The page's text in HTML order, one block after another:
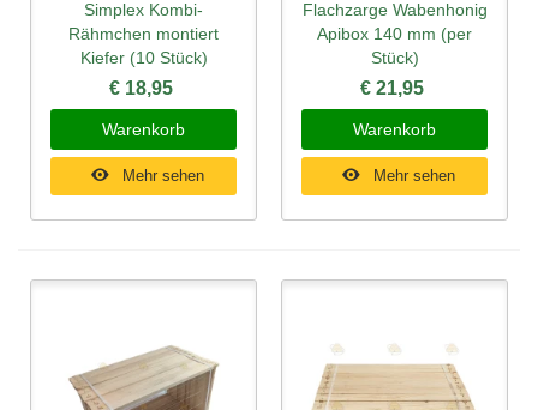
Simplex Kombi-
Rähmchen montiert
Kiefer (10 Stück)
€ 18,95
Warenkorb
Mehr sehen
Flachzarge Wabenhonig
Apibox 140 mm (per
Stück)
€ 21,95
Warenkorb
Mehr sehen